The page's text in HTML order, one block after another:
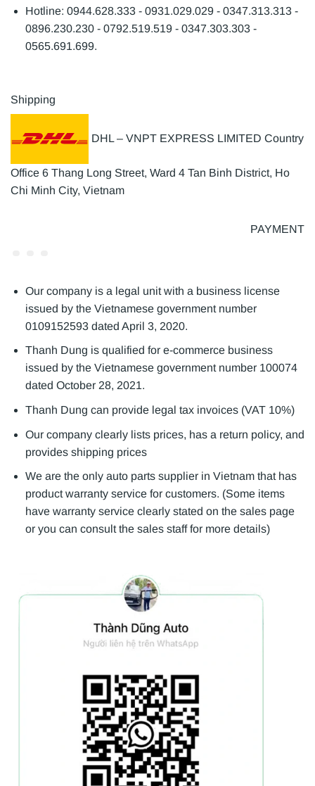
Hotline: 0944.628.333 - 0931.029.029 - 0347.313.313 -
0896.230.230 - 0792.519.519 - 0347.303.303 -
0565.691.699.
Shipping
DHL – VNPT EXPRESS LIMITED Country
Office 6 Thang Long Street, Ward 4 Tan Binh District, Ho
Chi Minh City, Vietnam
PAYMENT
Our company is a legal unit with a business license
issued by the Vietnamese government number
0109152593 dated April 3, 2020.
Thanh Dung is qualified for e-commerce business
issued by the Vietnamese government number 100074
dated October 28, 2021.
Thanh Dung can provide legal tax invoices (VAT 10%)
Our company clearly lists prices, has a return policy, and
provides shipping prices
We are the only auto parts supplier in Vietnam that has
product warranty service for customers. (Some items
have warranty service clearly stated on the sales page
or you can consult the sales staff for more details)